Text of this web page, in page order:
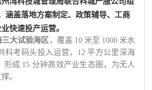
涵盖落地方案制定、政策辅导、工商
快速投产运营。
大试验海区 ，覆盖 10 米至 1000 米水
科考码头投入运营，12 平方公里深海
成 15 分钟高效产业生态圈，为无人
。